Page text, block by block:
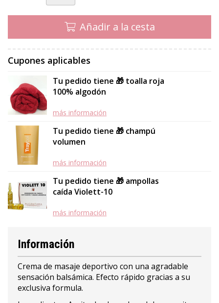
Añadir a la cesta
Cupones aplicables
Tu pedido tiene 🎁 toalla roja
100% algodón
más información
Tu pedido tiene 🎁 champú
volumen
más información
Tu pedido tiene 🎁 ampollas
caída Violett-10
más información
Información
Crema de masaje deportivo con una agradable
sensación balsámica. Efecto rápido gracias a su
exclusiva formula.